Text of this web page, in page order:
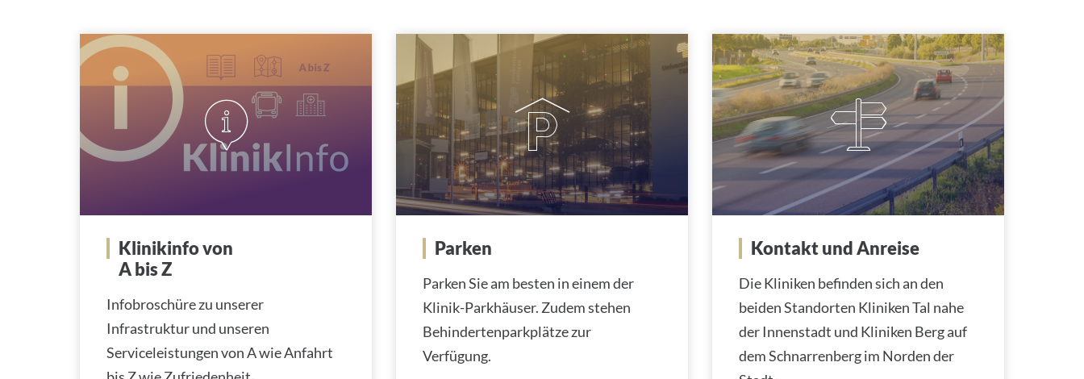
Orientierung vor Ort
Klinikinfo von
A bis Z
Infobroschüre zu unserer
Infrastruktur und unseren
Serviceleistungen von A wie Anfahrt
Parken
Parken Sie am besten in einem der
Klinik-Parkhäuser. Zudem stehen
Behindertenparkplätze zur
Verfügung.
Kontakt und Anreise
Die Kliniken befinden sich an den
beiden Standorten Kliniken Tal nahe
der Innenstadt und Kliniken Berg auf
dem Schnarrenberg im Norden der